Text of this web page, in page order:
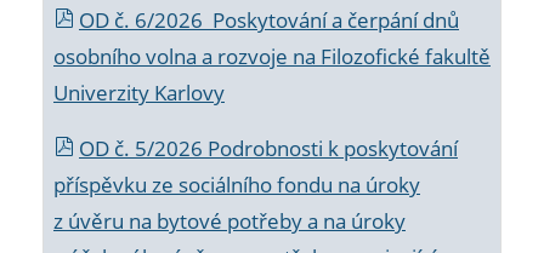
OD č. 6/2026 Poskytování a čerpání dnů
osobního volna a rozvoje na Filozofické fakultě
Univerzity Karlovy
OD č. 5/2026 Podrobnosti k poskytování
příspěvku ze sociálního fondu na úroky
z úvěru na bytové potřeby a na úroky